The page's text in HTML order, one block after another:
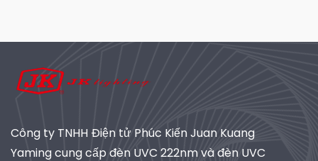
Công ty TNHH Điện tử Phúc Kiến Juan Kuang
Yaming cung cấp đèn UVC 222nm và đèn UVC